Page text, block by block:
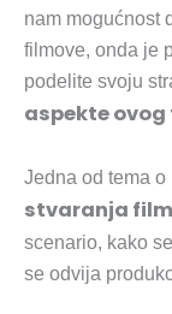
nam mogućnost
filmove, onda je
podelite svoju
aspekte
Jedna od tema
stvaranja
scenario, kako
se odvija